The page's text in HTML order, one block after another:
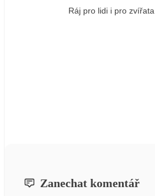
Ráj pro lidi i pro zvířata
Zanechat komentář